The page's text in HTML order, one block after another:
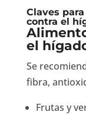
Claves
contra el
el
Se
fibra,
Frutas y